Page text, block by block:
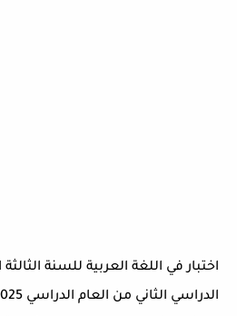
اختبار في اللغة العربية للسنة